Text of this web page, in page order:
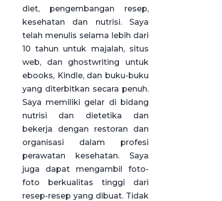
diet, pengembangan resep,
kesehatan dan nutrisi. Saya
telah menulis selama lebih dari
10 tahun untuk majalah, situs
web, dan ghostwriting untuk
ebooks, Kindle, dan buku-buku
yang diterbitkan secara penuh.
Saya memiliki gelar di bidang
nutrisi dan dietetika dan
bekerja dengan restoran dan
organisasi dalam profesi
perawatan kesehatan. Saya
juga dapat mengambil foto-
foto berkualitas tinggi dari
resep-resep yang dibuat. Tidak